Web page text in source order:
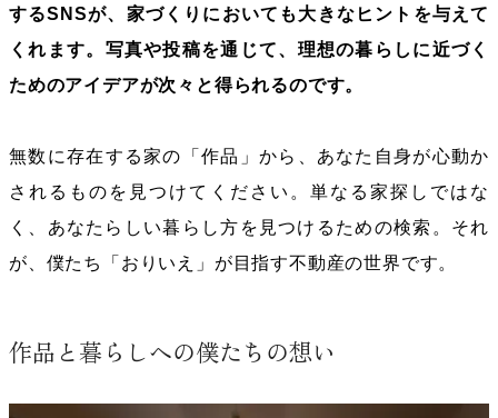
するSNSが、家づくりにおいても大きなヒントを与えて
くれます。写真や投稿を通じて、理想の暮らしに近づく
ためのアイデアが次々と得られるのです。
無数に存在する家の「作品」から、あなた自身が心動か
されるものを見つけてください。単なる家探しではな
く、あなたらしい暮らし方を見つけるための検索。それ
が、僕たち「おりいえ」が目指す不動産の世界です。
作品と暮らしへの僕たちの想い